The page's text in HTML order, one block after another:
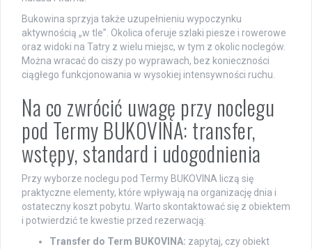
Bukowina sprzyja także uzupełnieniu wypoczynku
aktywnością „w tle”. Okolica oferuje szlaki piesze i rowerowe
oraz widoki na Tatry z wielu miejsc, w tym z okolic noclegów.
Można wracać do ciszy po wyprawach, bez konieczności
ciągłego funkcjonowania w wysokiej intensywności ruchu.
Na co zwrócić uwagę przy noclegu
pod Termy BUKOVINA: transfer,
wstępy, standard i udogodnienia
Przy wyborze noclegu pod Termy BUKOVINA liczą się
praktyczne elementy, które wpływają na organizację dnia i
ostateczny koszt pobytu. Warto skontaktować się z obiektem
i potwierdzić te kwestie przed rezerwacją:
Transfer do Term BUKOVINA: zapytaj, czy obiekt